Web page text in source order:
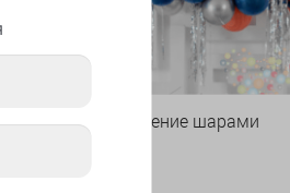
Оформление шарами